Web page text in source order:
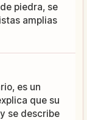
piedra, se
amplias
es un
que su
se describe